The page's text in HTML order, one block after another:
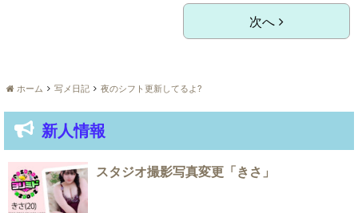
次へ
ホーム 写メ日記 夜のシフト更新してるよ?
新人情報
スタジオ撮影写真変更「きさ」